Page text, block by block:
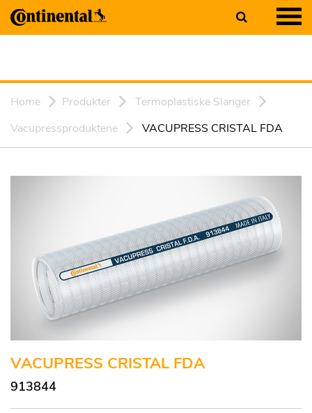
Home Produkter
Termoplastiske Slanger
Vacupressproduktene
VACUPRESS CRISTAL FDA
VACUPRESS CRISTAL FDA
913844